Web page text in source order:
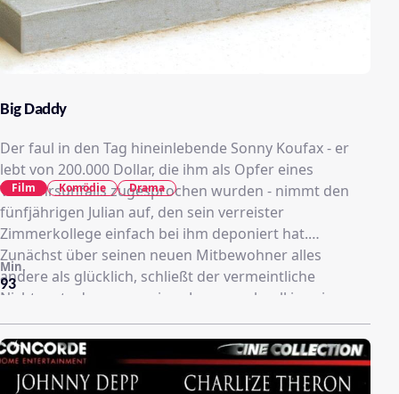
Big Daddy
Der faul in den Tag hineinlebende Sonny Koufax - er
lebt von 200.000 Dollar, die ihm als Opfer eines
Verkehrsunfalls zugesprochen wurden - nimmt den
fünfjährigen Julian auf, den sein verreister
Zimmerkollege einfach bei ihm deponiert hat.
Zunächst über seinen neuen Mitbewohner alles
andere als glücklich, schließt der vermeintliche
Nichtsnutz den naseweisen Jungen schnell in sein
gutmütiges Herz. Damit nimmt jedoch das Chaos
seinen Lauf, denn - wie nicht anders zu erwarten - sind
Sonnys Erziehungsmethoden nicht gerade die
feinsten...
93
Min.
Film Komödie Drama